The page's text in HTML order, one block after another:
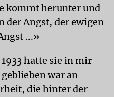
kommt herunter und
der Angst, der ewigen
...»
hatte sie in mir
war an
die hinter der